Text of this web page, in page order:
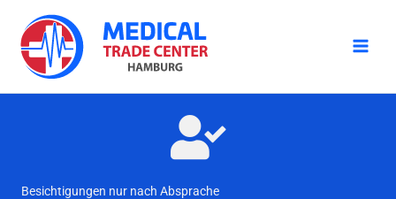
Inhalt
springen
Besichtigungen nur nach Absprache